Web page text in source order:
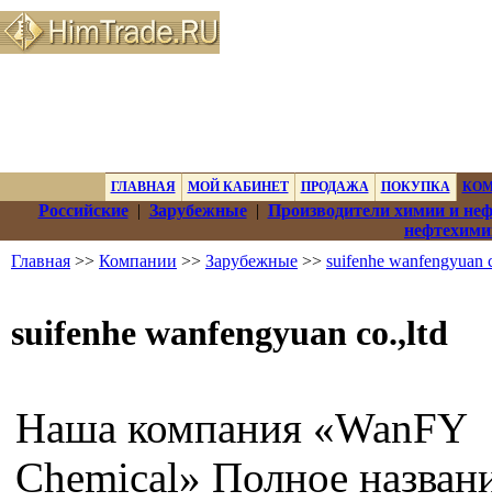
ГЛАВНАЯ МОЙ КАБИНЕТ ПРОДАЖА ПОКУПКА
Российские| Зарубежные| Производители химии и
Главная >> Компании >> Зарубежные >> suifenhe wanfengyuan
suifenhe wanfengyuan co.,ltd
Наша компания «WanFY
Chemical» Полное